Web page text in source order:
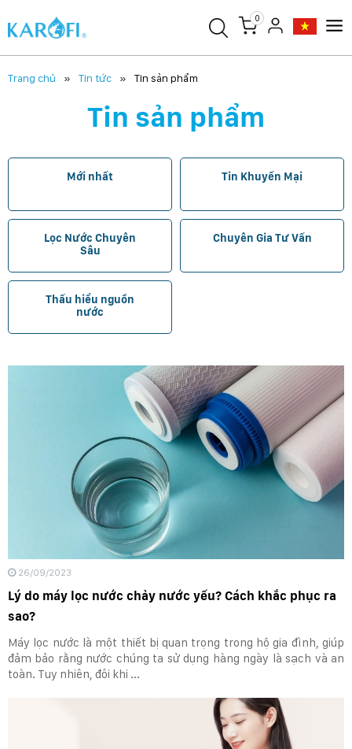
0
Trang chủ Tin tức Tin sản phẩm
Tin sản phẩm
Mới nhất Tin Khuyến Mại
Lọc Nước Chuyên
Sâu
Chuyên Gia Tư Vấn
Thấu hiểu nguồn
nước
26/09/2023
Lý do máy lọc nước chảy nước yếu? Cách khắc phục ra
sao?
Máy lọc nước là một thiết bị quan trọng trong hộ gia đình, giúp
đảm bảo rằng nước chúng ta sử dụng hàng ngày là sạch và an
toàn. Tuy nhiên, đôi khi ...